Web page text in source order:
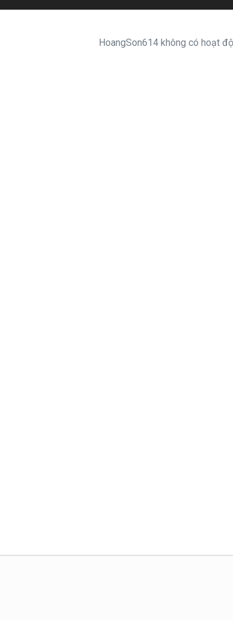
HoangSon614 không có hoạt